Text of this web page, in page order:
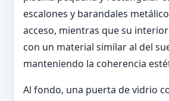
escalones y barandales
acceso, mientras que su
con un material similar al del
manteniendo la coherencia
Al fondo, una puerta de vidrio